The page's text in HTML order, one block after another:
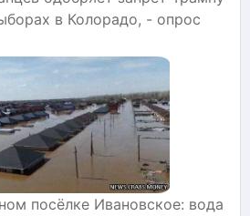
в Колорадо, - опрос
посёлке Ивановское: вода